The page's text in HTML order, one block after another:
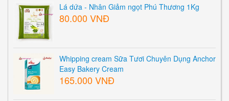
Lá dứa - Nhân Giảm ngọt Phú Thương 1Kg
80.000 VNĐ
Whipping cream Sữa Tươi Chuyên Dụng Anchor
Easy Bakery Cream
165.000 VNĐ